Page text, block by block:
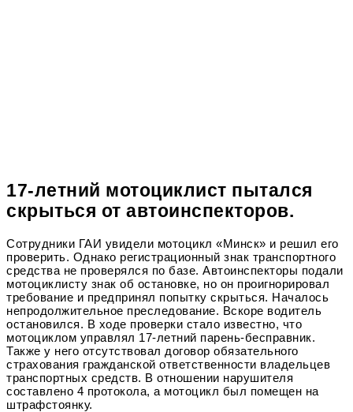
17-летний мотоциклист пытался
скрыться от автоинспекторов.
Сотрудники ГАИ увидели мотоцикл «Минск» и решил его
проверить. Однако регистрационный знак транспортного
средства не проверялся по базе. Автоинспекторы подали
мотоциклисту знак об остановке, но он проигнорировал
требование и предпринял попытку скрыться. Началось
непродолжительное преследование. Вскоре водитель
остановился. В ходе проверки стало известно, что
мотоциклом управлял 17-летний парень-бесправник.
Также у него отсутствовал договор обязательного
страхования гражданской ответственности владельцев
транспортных средств. В отношении нарушителя
составлено 4 протокола, а мотоцикл был помещен на
штрафстоянку.